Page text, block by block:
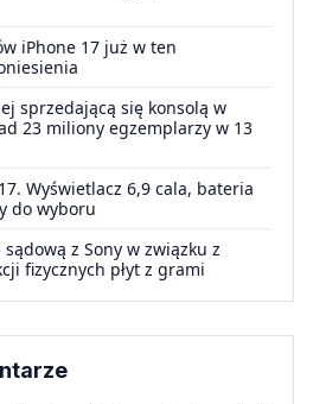
iPhone 17 już w ten
sprzedającą się konsolą w
23 miliony egzemplarzy w 13
Wyświetlacz 6,9 cala, bateria
do wyboru
z Sony w związku z
fizycznych płyt z grami